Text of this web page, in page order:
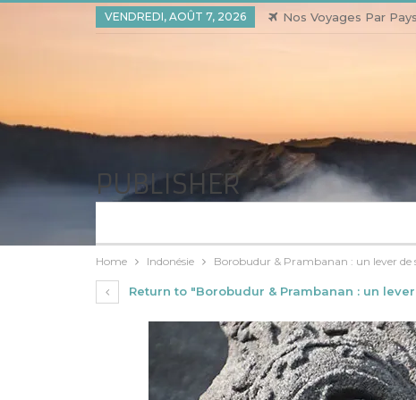
VENDREDI, AOÛT 7, 2026 Nos Voyages Par Pays
PUBLISHER
Home Indonésie Borobudur & Prambanan : un lever de
Return to "Borobudur & Prambanan : un